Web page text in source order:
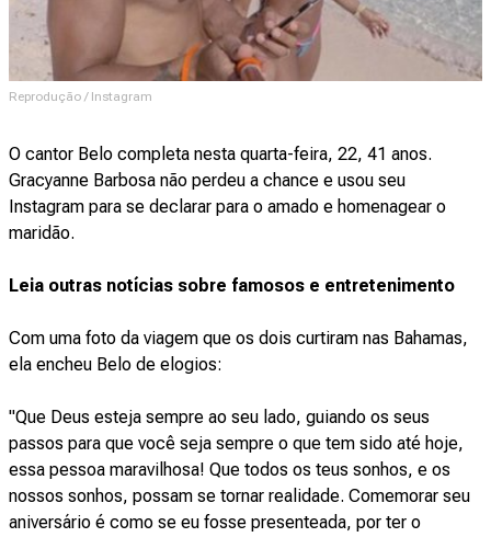
Reprodução / Instagram
O cantor Belo completa nesta quarta-feira, 22, 41 anos.
Gracyanne Barbosa não perdeu a chance e usou seu
Instagram para se declarar para o amado e homenagear o
maridão.
Leia outras notícias sobre famosos e entretenimento
Com uma foto da viagem que os dois curtiram nas Bahamas,
ela encheu Belo de elogios:
"Que Deus esteja sempre ao seu lado, guiando os seus
passos para que você seja sempre o que tem sido até hoje,
essa pessoa maravilhosa! Que todos os teus sonhos, e os
nossos sonhos, possam se tornar realidade. Comemorar seu
aniversário é como se eu fosse presenteada, por ter o